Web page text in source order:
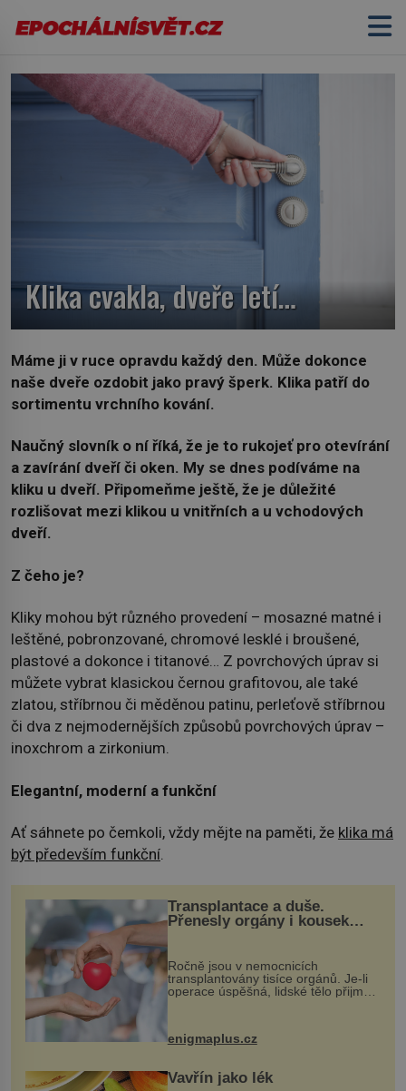
Klika cvakla, dveře letí…
Máme ji v ruce opravdu každý den. Může dokonce
naše dveře ozdobit jako pravý šperk. Klika patří do
sortimentu vrchního kování.
Naučný slovník o ní říká, že je to rukojeť pro otevírání
a zavírání dveří či oken. My se dnes podíváme na
kliku u dveří. Připomeňme ještě, že je důležité
rozlišovat mezi klikou u vnitřních a u vchodových
dveří.
Z čeho je?
Kliky mohou být různého provedení – mosazné matné i
leštěné, pobronzované, chromové lesklé i broušené,
plastové a dokonce i titanové… Z povrchových úprav si
můžete vybrat klasickou černou grafitovou, ale také
zlatou, stříbrnou či měděnou patinu, perleťově stříbrnou
či dva z nejmodernějších způsobů povrchových úprav –
inoxchrom a zirkonium.
Elegantní, moderní a funkční
Ať sáhnete po čemkoli, vždy mějte na paměti, že klika má
být především funkční
Transplantace a duše.
Přenesly orgány i kousek
Ročně jsou v nemocnicích
transplantovány tisíce orgánů. Je-li
operace úspěšná, lidské tělo přijme
enigmaplus.cz
Vavřín jako lék